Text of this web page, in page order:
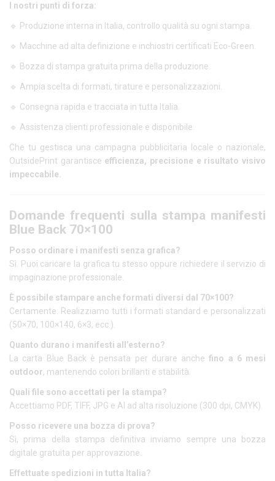
I nostri punti di forza:
🔹 Produzione interna in Italia, controllo qualità su ogni stampa.
🔹 Macchine ad alta definizione e inchiostri certificati Eco-Green.
🔹 Bozza di stampa gratuita prima della produzione.
🔹 Ampia scelta di formati, tirature e personalizzazioni.
🔹 Consegna rapida e tracciata in tutta Italia.
🔹 Assistenza clienti professionale e disponibile.
Che tu gestisca una campagna pubblicitaria locale o nazionale,
OutsidePrint garantisce efficienza, precisione e risultato visivo
impeccabile.
Domande frequenti sulla stampa manifesti
Blue Back 70×100
Posso ordinare i manifesti senza grafica?
Sì. Puoi caricare la grafica tu stesso oppure richiedere il servizio di
impaginazione professionale.
È possibile stampare anche formati diversi dal 70×100?
Certamente. Realizziamo tutti i formati standard e personalizzati
(50×70, 100×140, 6×3, ecc.).
Quanto durano i manifesti all’esterno?
La carta Blue Back è pensata per durare anchefino a 6 mesi
outdoor, mantenendo colori brillanti e stabilità.
Quali file sono accettati per la stampa?
Accettiamo PDF, TIFF, JPG e AI ad alta risoluzione (300 dpi, CMYK).
Posso ricevere una bozza di prova?
Sì, prima della stampa definitiva inviamo sempre una bozza
digitale gratuita per approvazione.
Effettuate spedizioni in tutta Italia?